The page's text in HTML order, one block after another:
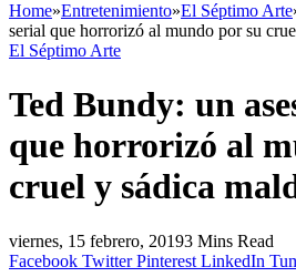
Home»Entretenimiento»El Séptimo Arte
serial que horrorizó al mundo por su
El Séptimo Arte
Ted Bundy: un
que horrorizó al
cruel y sádica
viernes, 15 febrero, 20193 Mins Read
Facebook Twitter Pinterest LinkedIn